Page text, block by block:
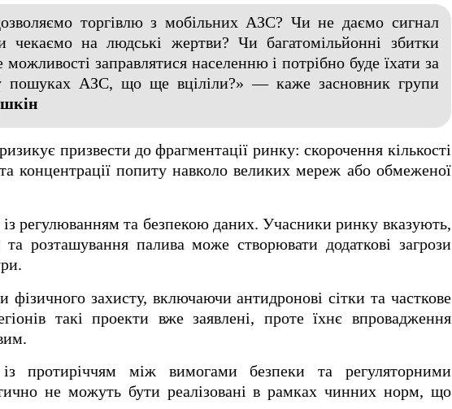
торгівлю з мобільних АЗС? Чи не даємо сигнал
на людські жертви? Чи багатомільйонні збитки
заправлятися населенню і потрібно буде їхати за
пошуках АЗС, що ще вціліли?» — каже засновник групи
призвести до фрагментації ринку: скорочення кількості
концентрації попиту навколо великих мереж або обмеженої
регулюванням та безпекою даних. Учасники ринку вказують,
розташування палива може створювати додаткові загрози
фізичного захисту, включаючи антидронові сітки та часткове
такі проекти вже заявлені, проте їхнє впровадження
протиріччям між вимогами безпеки та регуляторними
не можуть бути реалізовані в рамках чинних норм, що